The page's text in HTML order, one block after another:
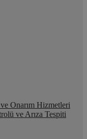
Onarım Hizmetleri
ve Arıza Tespiti